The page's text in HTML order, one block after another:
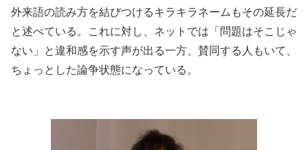
外来語の読み方を結びつけるキラキラネームもその延長だ
と述べている。これに対し、ネットでは「問題はそこじゃ
ない」と違和感を示す声が出る一方、賛同する人もいて、
ちょっとした論争状態になっている。